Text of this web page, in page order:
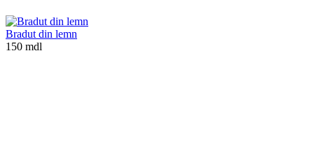
Bradut din lemn
150 mdl